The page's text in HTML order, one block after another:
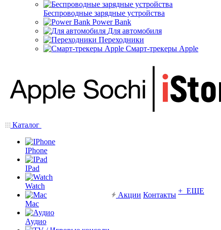
Беспроводные зарядные устройства
Power Bank
Для автомобиля
Переходники
Смарт-трекеры Apple
Каталог
IPhone
IPad
Watch
Mac
Аудио
Акции Контакты + ЕЩЕ